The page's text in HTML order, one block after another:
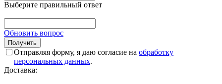
Выберите правильный ответ
Обновить вопрос
Отправляя форму, я даю согласие на обработку
персональных данных.
Доставка: